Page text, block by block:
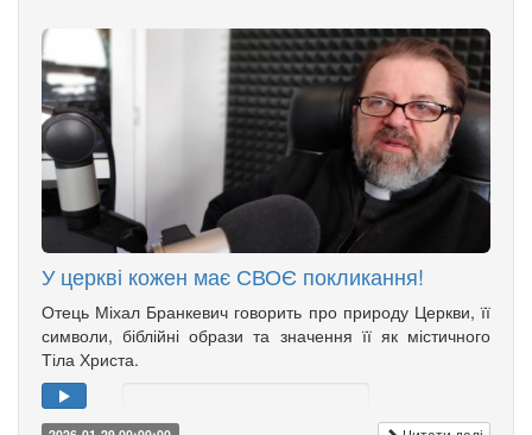
У церкві кожен має СВОЄ покликання!
Отець Міхал Бранкевич говорить про природу Церкви, її
символи, біблійні образи та значення її як містичного
Тіла Христа.